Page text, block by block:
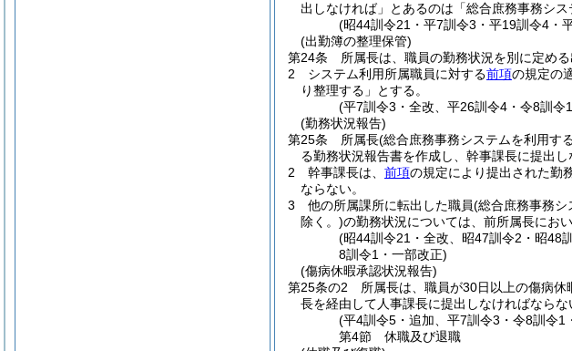
出しなければ」とあるのは「総合庶務事務シ
(昭44訓令21・平7訓令3・平19訓令4・
(出勤簿の整理保管)
第24条
所属長は、職員の勤務状況を別に定め
2
システム利用所属職員に対する前項の規定の
り整理する」とする。
(平7訓令3・全改、平26訓令4・令8訓令
(勤務状況報告)
第25条
所属長(総合庶務事務システムを利用す
る勤務状況報告書を作成し、幹事課長に提出し
2
幹事課長は、 前項の規定により提出された勤
ならない。
3
他の所属課所に転出した職員(総合庶務事務シ
除く。)の勤務状況については、前所属長にお
(昭44訓令21・全改、昭47訓令2・昭48
8訓令1・一部改正)
(傷病休暇承認状況報告)
第25条の2
所属長は、職員が30日以上の傷病
長を経由して人事課長に提出しなければならな
(平4訓令5・追加、平7訓令3・令8訓令1
第4節
休職及び退職